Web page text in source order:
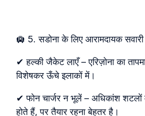
🛄 5. सडोना के लिए आरामदायक
✔ हल्की जैकेट लाएँ – एरिज़ोना का
विशेषकर ऊँचे इलाकों में।
✔ फोन चार्जर न भूलें – अधिकांश
होते हैं, पर तैयार रहना बेहतर है।